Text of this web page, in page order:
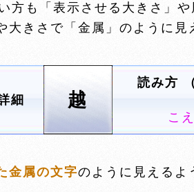
方も「表示させる大きさ」
大きさで「金属」のように
細 越
読み方
こ
金属の文字のように見えるよ